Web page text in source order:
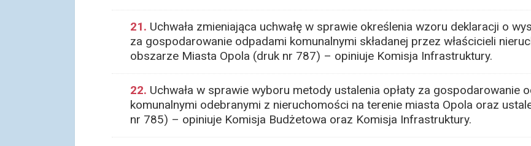
21. Uchwała zmieniająca uchwałę w sprawie określenia wzoru deklaracji o
za gospodarowanie odpadami komunalnymi składanej przez właścicieli
obszarze Miasta Opola (druk nr 787) – opiniuje Komisja Infrastruktury.
22. Uchwała w sprawie wyboru metody ustalenia opłaty za gospodarowanie
komunalnymi odebranymi z nieruchomości na terenie miasta Opola oraz
nr 785) – opiniuje Komisja Budżetowa oraz Komisja Infrastruktury.